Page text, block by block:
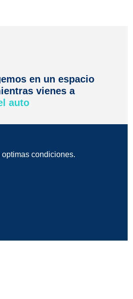
en un espacio
vienes a
auto
condiciones.